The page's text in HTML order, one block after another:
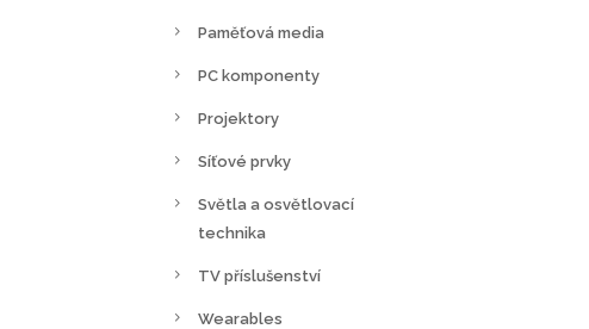
Paměťová media
PC komponenty
Projektory
Síťové prvky
Světla a osvětlovací
technika
TV příslušenství
Wearables